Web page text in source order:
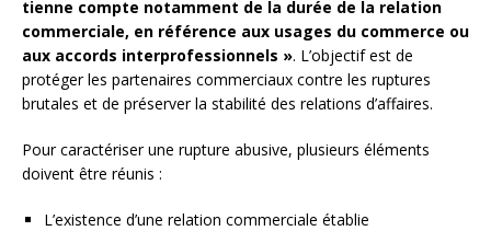
tienne compte notamment de la durée de la relation
commerciale, en référence aux usages du commerce ou
aux accords interprofessionnels ». L’objectif est de
protéger les partenaires commerciaux contre les ruptures
brutales et de préserver la stabilité des relations d’affaires.
Pour caractériser une rupture abusive, plusieurs éléments
doivent être réunis :
L’existence d’une relation commerciale établie